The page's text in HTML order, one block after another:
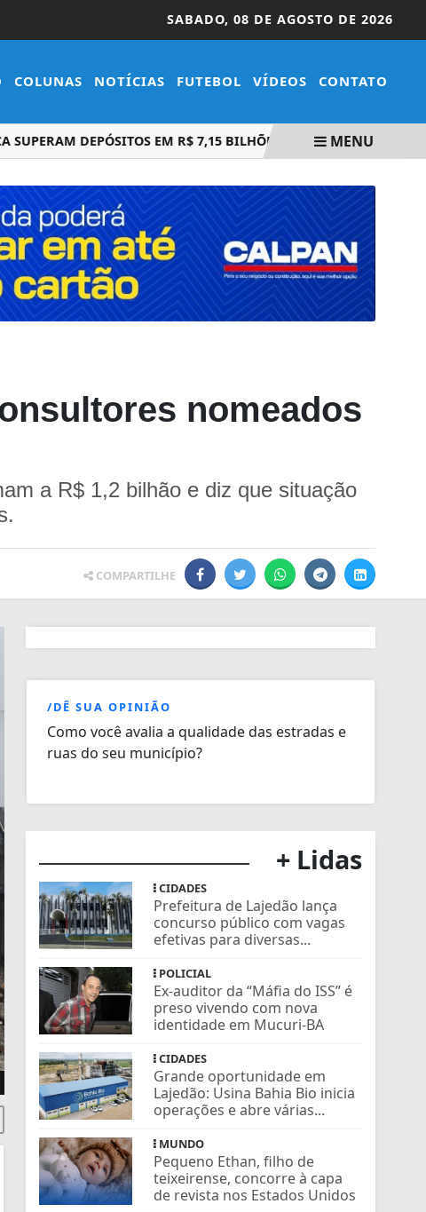
SABADO, 08 DE AGOSTO DE 2026
COLUNAS NOTÍCIAS FUTEBOL VÍDEOS CONTATO
DEPÓSITOS EM R$ 7,15 BILHÕES EM JULHO MENU
nomeados
a R$ 1,2 bilhão e diz que situação
COMPARTILHE
/DÊ SUA OPINIÃO
Como você avalia a qualidade das estradas e
ruas do seu município?
+ Lidas
CIDADES
Prefeitura de Lajedão lança
concurso público com vagas
efetivas para diversas...
POLICIAL
Ex-auditor da “Máfia do ISS” é
preso vivendo com nova
identidade em Mucuri-BA
CIDADES
Grande oportunidade em
Lajedão: Usina Bahia Bio inicia
operações e abre várias...
MUNDO
Pequeno Ethan, filho de
teixeirense, concorre à capa
de revista nos Estados Unidos